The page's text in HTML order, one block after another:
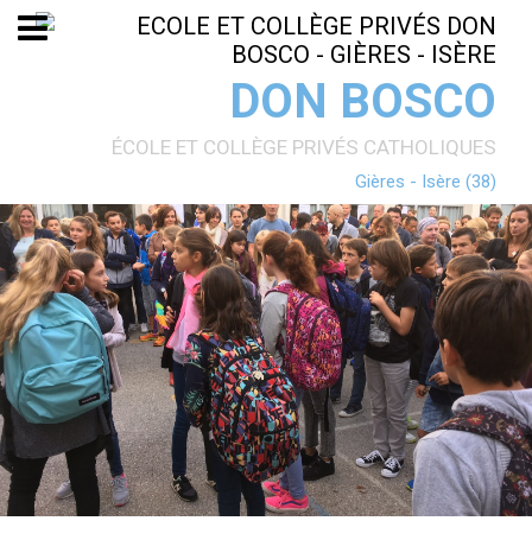
DON BOSCO
ÉCOLE ET COLLÈGE PRIVÉS CATHOLIQUES
Gières - Isère (38)